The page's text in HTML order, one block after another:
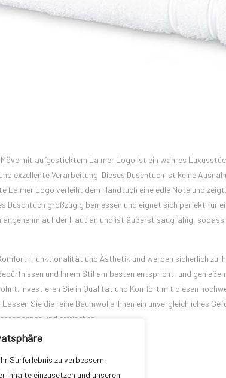
Surferlebnis zu verbessern,
Inhalte einzusetzen und unseren
mit aufgesticktem La mer Logo ist ein wahres
exzellente Verarbeitung. Dieses Duschtuch ist keine
La mer Logo verleiht dem Handtuch eine edle Note und
Duschtuch großzügig bemessen und eignet sich perfekt für
angenehm auf der Haut an und ist äußerst saugfähig,
Funktionalität und Ästhetik und werden sicherlich zu
und Ihrem Stil am besten entspricht, und
Investieren Sie in Qualität und Komfort mit diesen
Sie die reine Baumwolle Ihnen ein unvergleichliches
und erfrischen.